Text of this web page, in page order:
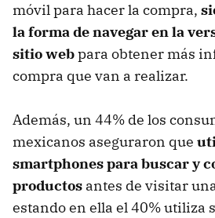
móvil para hacer la compra,
la forma de navegar en la
sitio webpara obtener más
compra que van a realizar.
Además, un 44% de los
mexicanos aseguraron que
smartphones para buscar y
productos antes de visitar
estando en ella el 40% utiliza